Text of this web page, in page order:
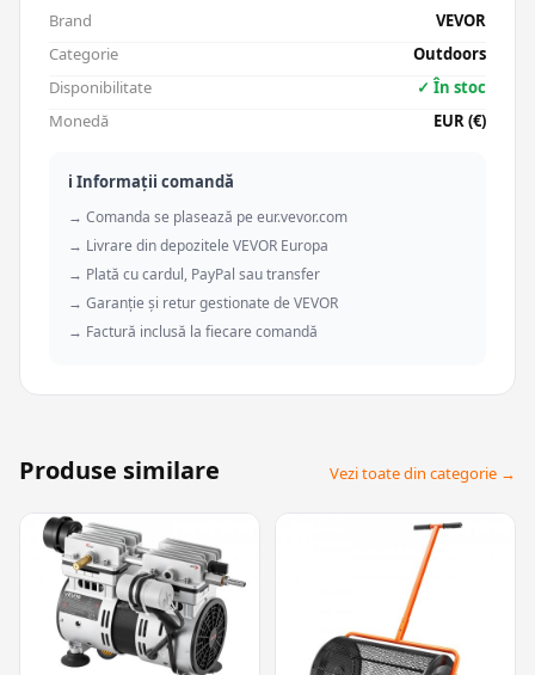
Brand
VEVOR
Categorie
Outdoors
Disponibilitate
✓ În stoc
Monedă
EUR (€)
ℹ️ Informații comandă
→ Comanda se plasează pe eur.vevor.com
→ Livrare din depozitele VEVOR Europa
→ Plată cu cardul, PayPal sau transfer
→ Garanție și retur gestionate de VEVOR
→ Factură inclusă la fiecare comandă
Produse similare Vezi toate din categorie →